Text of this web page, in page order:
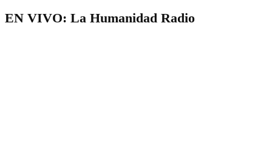
EN VIVO: La Humanidad Radio